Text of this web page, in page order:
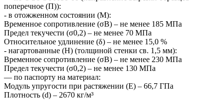
поперечное (П)):
- в отожженном состоянии (М):
Временное сопротивление (σВ) – не менее 185 МПа
Предел текучести (σ0,2) – не менее 70 МПа
Относительное удлинение (δ) – не менее 15,0 %
- нагартованные (Н) (толщиной стенки св. 1,5 мм):
Временное сопротивление (σВ) – не менее 230 МПа
Предел текучести (σ0,2) – не менее 130 МПа
― по паспорту на материал:
Модуль упругости при растяжении (Е) – 66,7 ГПа
Плотность (d) – 2670 кг/м³